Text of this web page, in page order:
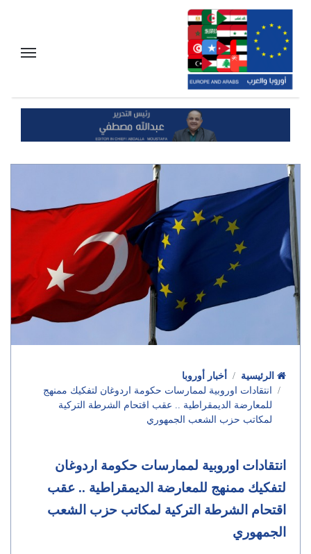
أخبار أوروبا
انتقادات اوروبية لممارسات حكومة اردوغان لتفكيك ممنهج
للمعارضة الديمقراطية .. عقب اقتحام الشرطة التركية
لمكاتب حزب الشعب الجمهوري
انتقادات اوروبية لممارسات حكومة اردوغان
لتفكيك ممنهج للمعارضة الديمقراطية .. عقب
اقتحام الشرطة التركية لمكاتب حزب الشعب
الجمهوري